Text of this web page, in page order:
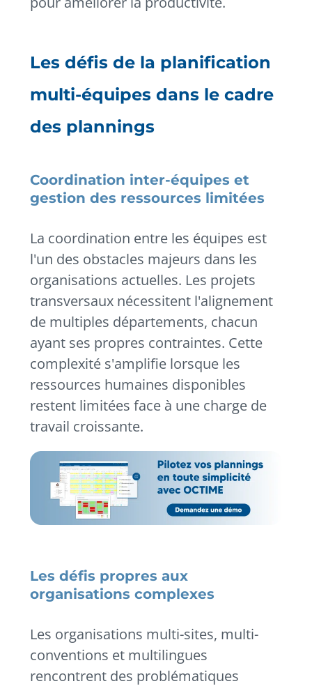
Les défis de la planification
multi-équipes dans le cadre
des plannings
Coordination inter-équipes et
gestion des ressources limitées
La coordination entre les équipes est
l'un des obstacles majeurs dans les
organisations actuelles. Les projets
transversaux nécessitent l'alignement
de multiples départements, chacun
ayant ses propres contraintes. Cette
complexité s'amplifie lorsque les
ressources humaines disponibles
restent limitées face à une charge de
travail croissante.
Les défis propres aux
organisations complexes
Les organisations multi-sites, multi-
conventions et multilingues
rencontrent des problématiques